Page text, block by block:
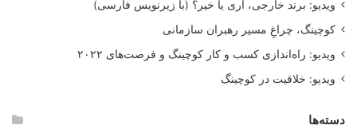
ویدیو: برند خارجی، آری یا خیر؟ (با زیرنویس فارسی)
کوچینگ، چراغِ مسیر رهبران سازمانی
ویدیو: راه‌اندازی کسب و کار کوچینگ و فرصت‌های ۲۰۲۲
ویدیو: خلاقیت در کوچینگ
دسته‌ها